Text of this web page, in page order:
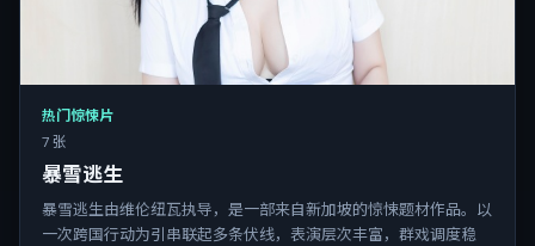
热门惊悚片
7 张
暴雪逃生
暴雪逃生由维伦纽瓦执导，是一部来自新加坡的惊悚题材作品。以
一次跨国行动为引串联起多条伏线，表演层次丰富，群戏调度稳